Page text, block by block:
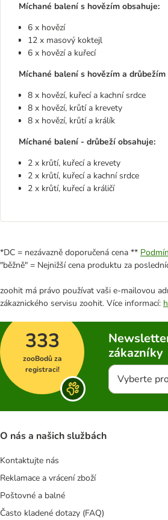
Míchané balení s hovězím obsahuje:
6 x hovězí
12 x masový koktejl
6 x hovězí a kuřecí
Míchané balení s hovězím a drůbežím
8 x hovězí, kuřecí a kachní srdce
8 x hovězí, krůtí a krevety
8 x hovězí, krůtí a králík
Míchané balení - drůbeží obsahuje:
2 x krůtí, kuřecí a krevety
2 x krůtí, kuřecí a kachní srdce
2 x krůtí, kuřecí a králičí
*DC = nezávazně doporučená cena **
"běžně" = Nejnižší cena produktu za
zoohit má právo používat vaši e-mailovou
zákaznického servisu zoohit. Více informací:
333
zooBodů za
registraci!
zákazníky
Vyberte
O nás a našich službách
Kontaktujte nás
Reklamace a vrácení zboží
Poštovné a balné
Často kladené dotazy (FAQ)